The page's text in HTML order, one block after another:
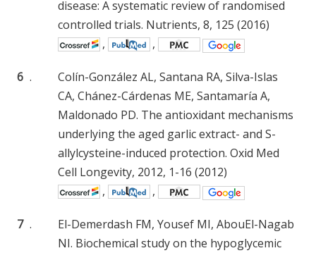
disease: A systematic review of randomised
controlled trials. Nutrients, 8, 125 (2016)
,
,
6 .
Colín-González AL, Santana RA, Silva-Islas
CA, Chánez-Cárdenas ME, Santamaría A,
Maldonado PD. The antioxidant mechanisms
underlying the aged garlic extract- and S-
allylcysteine-induced protection. Oxid Med
Cell Longevity, 2012, 1-16 (2012)
,
,
7 .
El-Demerdash FM, Yousef MI, AbouEl-Nagab
NI. Biochemical study on the hypoglycemic